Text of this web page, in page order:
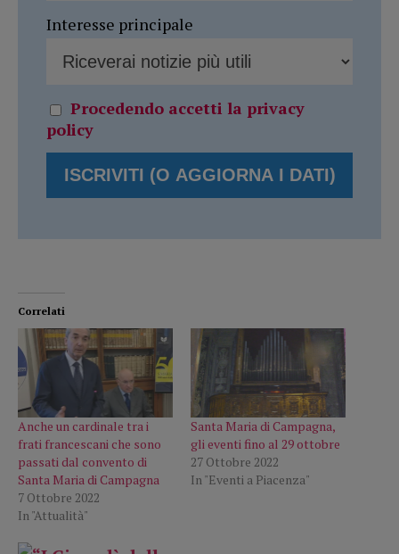
Interesse principale
Procedendo accetti la privacy
policy
Correlati
Anche un cardinale tra i
frati francescani che sono
passati dal convento di
Santa Maria di Campagna
7 Ottobre 2022
In "Attualità"
Santa Maria di Campagna,
gli eventi fino al 29 ottobre
27 Ottobre 2022
In "Eventi a Piacenza"